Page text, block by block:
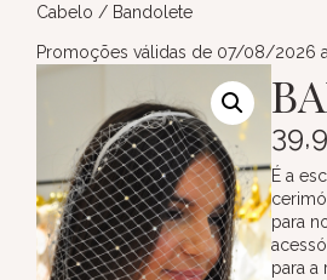
Cabelo / Bandolete
Promoções válidas de 07/08/2026
É a
para
para a